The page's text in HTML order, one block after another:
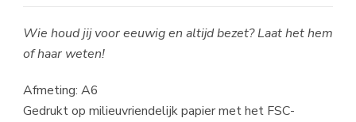
Wie houd jij voor eeuwig en altijd bezet? Laat het hem
of haar weten!
Afmeting: A6
Gedrukt op milieuvriendelijk papier met het FSC-